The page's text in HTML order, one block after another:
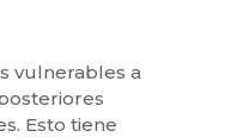
vulnerables a
Esto tiene